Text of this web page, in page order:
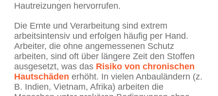
Hautreizungen hervorrufen.
Die Ernte und Verarbeitung sind extrem
arbeitsintensiv und erfolgen häufig per Hand.
Arbeiter, die ohne angemessenen Schutz
arbeiten, sind oft über längere Zeit den Stoffen
ausgesetzt, was das Risiko von chronischen
Hautschäden erhöht. In vielen Anbauländern (z.
B. Indien, Vietnam, Afrika) arbeiten die